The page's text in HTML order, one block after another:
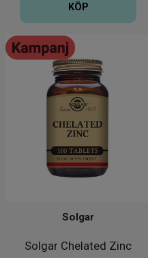
KÖP
Solgar Chelated Zinc
Solgar